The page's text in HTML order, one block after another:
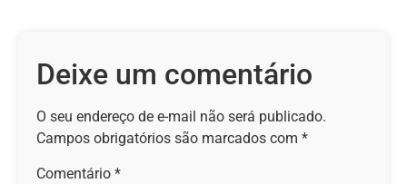
Deixe um comentário
O seu endereço de e-mail não será publicado.
Campos obrigatórios são marcados com *
Comentário *